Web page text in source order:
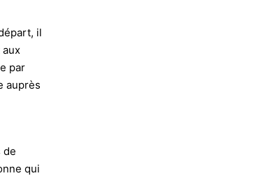
il
par
auprès
de
qui